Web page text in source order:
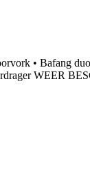
• Bafang
WEER